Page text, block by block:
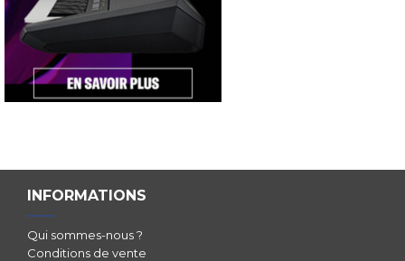
INFORMATIONS
Qui sommes-nous ?
Conditions de vente